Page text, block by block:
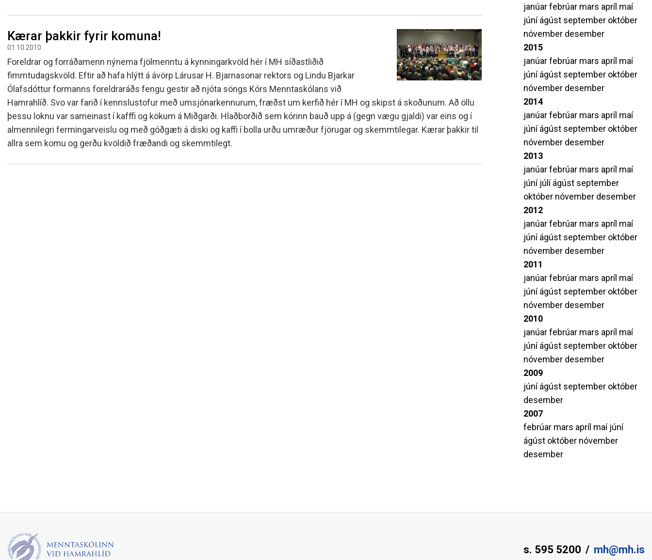
Kærar þakkir fyrir komuna!
01.10.2010
Foreldrar og forráðamenn nýnema fjölmenntu á kynningarkvöld hér í MH síðastliðið
fimmtudagskvöld. Eftir að hafa hlýtt á ávörp Lárusar H. Bjarnasonar rektors og Lindu Bjarkar
Ólafsdóttur formanns foreldraráðs fengu gestir að njóta söngs Kórs Menntaskólans við
Hamrahlíð. Svo var farið í kennslustofur með umsjónarkennurum, fræðst um kerfið hér í MH og skipst á skoðunum. Að öllu
þessu loknu var sameinast í kafffi og kökum á Miðgarði. Hlaðborðið sem kórinn bauð upp á (gegn vægu gjaldi) var eins og í
almennilegri fermingarveislu og með góðgæti á diski og kaffi í bolla urðu umræður fjörugar og skemmtilegar. Kærar þakkir til
allra sem komu og gerðu kvöldið fræðandi og skemmtilegt.
janúarfebrúar mars apríl maí
júníágúst september október
nóvember desember
2015
janúarfebrúar mars apríl maí
júníágúst september október
nóvember desember
2014
janúarfebrúar mars apríl maí
júníágúst september október
nóvember desember
2013
janúarfebrúar mars apríl maí
júní júlíágúst september
október nóvember desember
2012
janúarfebrúar mars apríl maí
júníágúst september október
nóvember desember
2011
janúarfebrúar mars apríl maí
júníágúst september október
nóvember desember
2010
janúarfebrúar mars apríl maí
júníágúst september október
nóvember desember
2009
júníágúst september október
desember
2007
febrúar mars apríl maí júní
ágúst október nóvember
desember
s. 595 5200 mh@mh.is